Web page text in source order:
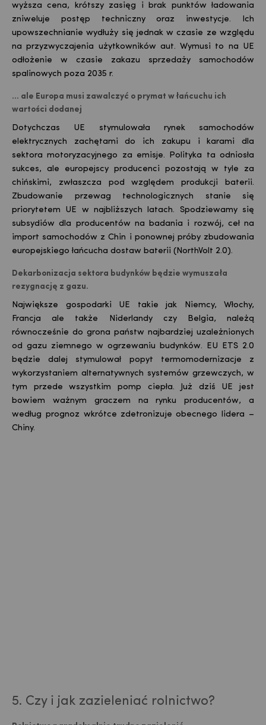
wyższa cena, krótszy zasięg i brak punktów ładowania
zniweluje postęp techniczny oraz inwestycje. Ich
upowszechnianie wydłuży się jednak w czasie ze względu
na przyzwyczajenia użytkowników aut. Wymusi to na UE
odłożenie w czasie zakazu sprzedaży samochodów
spalinowych poza 2035 r.
... ale Europa musi zawalczyć o prymat w łańcuchu ich
wartości dodanej
Dotychczas UE stymulowała rynek samochodów
elektrycznych zachętami do ich zakupu i karami dla
sektora motoryzacyjnego za emisje. Polityka ta odniosła
sukces, ale europejscy producenci pozostają w tyle za
chińskimi, zwłaszcza pod względem produkcji baterii.
Zbudowanie przewag technologicznych stanie się
priorytetem UE w najbliższych latach. Spodziewamy się
subsydiów dla producentów na badania i rozwój, ceł na
import samochodów z Chin i ponownej próby zbudowania
europejskiego łańcucha dostaw baterii ( NorthVolt 2.0).
Dekarbonizacja sektora budynków będzie wymuszała
rezygnację z gazu.
Największe gospodarki UE takie jak Niemcy, Włochy,
Francja ale także Niderlandy czy Belgia, należą
równocześnie do grona państw najbardziej uzależnionych
od gazu ziemnego w ogrzewaniu budynków. EU ETS 2.0
będzie dalej stymulował popyt termomodernizacje z
wykorzystaniem alternatywnych systemów grzewczych, w
tym przede wszystkim pomp ciepła. Już dziś UE jest
bowiem ważnym graczem na rynku producentów, a
według prognoz wkrótce zdetronizuje obecnego lidera –
Chiny.
5. Czy i jak zazieleniać rolnictwo?